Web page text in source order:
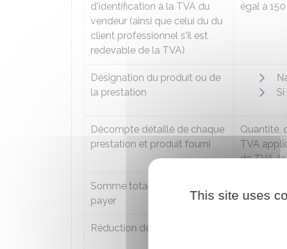
d'identification à la TVA du
vendeur (ainsi que celui du du
client professionnel s'il est
redevable de la TVA)
égal à
Désignation du produit ou de
la prestation
Décompte détaillé de chaque
prestation et produit fourni
Quantité,
TVA
de TVA,
Somme totale
payer
transport
Réduction de prix
Rabais,
ou de la
This site uses